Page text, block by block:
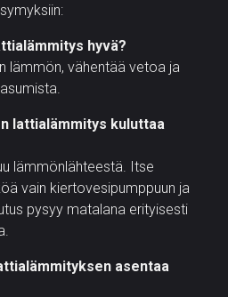
hyvä?
lämmön, vähentää vetoa ja
lattialämmitys kuluttaa
lämmönlähteestä. Itse
vain kiertovesipumppuun ja
pysyy matalana erityisesti
asentaa